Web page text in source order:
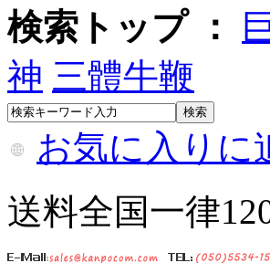
検索トップ ：
神 三體牛鞭
お気に入りに
送料全国一律